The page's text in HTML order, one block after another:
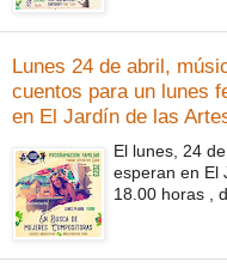
Lunes 24 de abril,
cuentos para un lunes
en El Jardín de las
El lunes, 24
esperan en El
18.00 horas ,